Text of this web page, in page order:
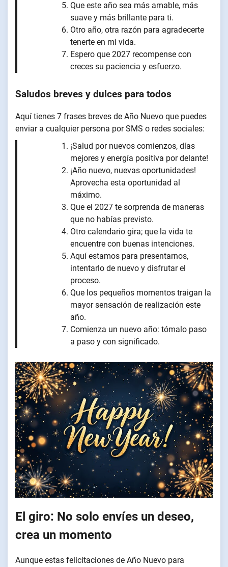
Que este año sea más amable, más
suave y más brillante para ti.
Otro año, otra razón para agradecerte
tenerte en mi vida.
Espero que 2027 recompense con
creces su paciencia y esfuerzo.
Saludos breves y dulces para todos
Aquí tienes 7 frases breves de Año Nuevo que puedes
enviar a cualquier persona por SMS o redes sociales:
¡Salud por nuevos comienzos, días
mejores y energía positiva por delante!
¡Año nuevo, nuevas oportunidades!
Aprovecha esta oportunidad al
máximo.
Que el 2027 te sorprenda de maneras
que no habías previsto.
Otro calendario gira; que la vida te
encuentre con buenas intenciones.
Aquí estamos para presentarnos,
intentarlo de nuevo y disfrutar el
proceso.
Que los pequeños momentos traigan la
mayor sensación de realización este
año.
Comienza un nuevo año: tómalo paso
a paso y con significado.
El giro: No solo envíes un deseo,
crea un momento
Aunque estas felicitaciones de Año Nuevo para